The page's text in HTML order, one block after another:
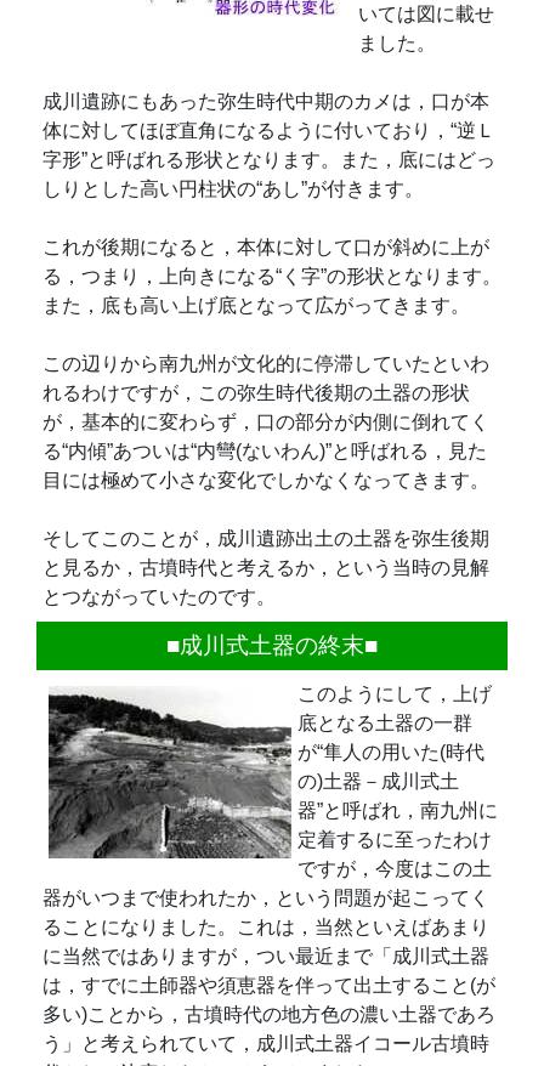
いては図に載せ
ました。
成川遺跡にもあった弥生時代中期のカメは，口が本
体に対してほぼ直角になるように付いており，“逆Ｌ
字形”と呼ばれる形状となります。また，底にはどっ
しりとした高い円柱状の“あし”が付きます。
これが後期になると，本体に対して口が斜めに上が
る，つまり，上向きになる“く字”の形状となります。
また，底も高い上げ底となって広がってきます。
この辺りから南九州が文化的に停滞していたといわ
れるわけですが，この弥生時代後期の土器の形状
が，基本的に変わらず，口の部分が内側に倒れてく
る“内傾”あついは“内彎(ないわん)”と呼ばれる，見た
目には極めて小さな変化でしかなくなってきます。
そしてこのことが，成川遺跡出土の土器を弥生後期
と見るか，古墳時代と考えるか，という当時の見解
とつながっていたのです。
■成川式土器の終末■
このようにして，上げ
底となる土器の一群
が“隼人の用いた(時代
の)土器－成川式土
器”と呼ばれ，南九州に
定着するに至ったわけ
ですが，今度はこの土
器がいつまで使われたか，という問題が起こってく
ることになりました。これは，当然といえばあまり
に当然ではありますが，つい最近まで「成川式土器
は，すでに土師器や須恵器を伴って出土すること(が
多い)ことから，古墳時代の地方色の濃い土器であろ
う」と考えられていて，成川式土器イコール古墳時